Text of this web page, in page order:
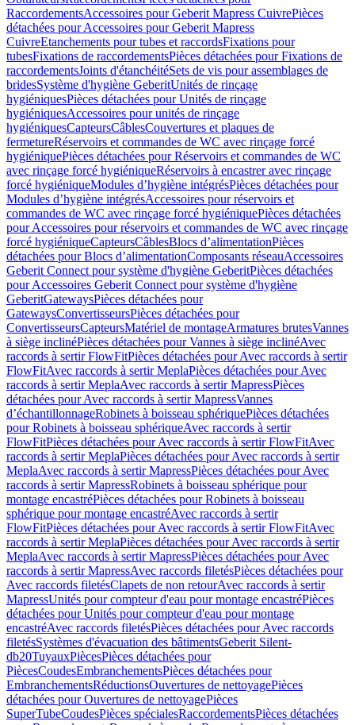
RaccordementsAccessoires pour Geberit Mapress CuivrePièces
détachées pour Accessoires pour Geberit Mapress
CuivreEtanchements pour tubes et raccordsFixations pour
tubesFixations de raccordementsPièces détachées pour Fixations de
raccordementsJoints d'étanchéitéSets de vis pour assemblages de
bridesSystème d'hygiène GeberitUnités de rinçage
hygiéniquesPièces détachées pour Unités de rinçage
hygiéniquesAccessoires pour unités de rinçage
hygiéniquesCapteursCâblesCouvertures et plaques de
fermetureRéservoirs et commandes de WC avec rinçage forcé
hygiéniquePièces détachées pour Réservoirs et commandes de WC
avec rinçage forcé hygiéniqueRéservoirs à encastrer avec rinçage
forcé hygiéniqueModules d’hygiène intégrésPièces détachées pour
Modules d’hygiène intégrésAccessoires pour réservoirs et
commandes de WC avec rinçage forcé hygiéniquePièces détachées
pour Accessoires pour réservoirs et commandes de WC avec rinçage
forcé hygiéniqueCapteursCâblesBlocs d’alimentationPièces
détachées pour Blocs d’alimentationComposants réseauAccessoires
Geberit Connect pour système d'hygiène GeberitPièces détachées
pour Accessoires Geberit Connect pour système d'hygiène
GeberitGatewaysPièces détachées pour
GatewaysConvertisseursPièces détachées pour
ConvertisseursCapteursMatériel de montageArmatures brutesVannes
à siège inclinéPièces détachées pour Vannes à siège inclinéAvec
raccords à sertir FlowFitPièces détachées pour Avec raccords à sertir
FlowFitAvec raccords à sertir MeplaPièces détachées pour Avec
raccords à sertir MeplaAvec raccords à sertir MapressPièces
détachées pour Avec raccords à sertir MapressVannes
d’échantillonnageRobinets à boisseau sphériquePièces détachées
pour Robinets à boisseau sphériqueAvec raccords à sertir
FlowFitPièces détachées pour Avec raccords à sertir FlowFitAvec
raccords à sertir MeplaPièces détachées pour Avec raccords à sertir
MeplaAvec raccords à sertir MapressPièces détachées pour Avec
raccords à sertir MapressRobinets à boisseau sphérique pour
montage encastréPièces détachées pour Robinets à boisseau
sphérique pour montage encastréAvec raccords à sertir
FlowFitPièces détachées pour Avec raccords à sertir FlowFitAvec
raccords à sertir MeplaPièces détachées pour Avec raccords à sertir
MeplaAvec raccords à sertir MapressPièces détachées pour Avec
raccords à sertir MapressAvec raccords filetésPièces détachées pour
Avec raccords filetésClapets de non retourAvec raccords à sertir
MapressUnités pour compteur d'eau pour montage encastréPièces
détachées pour Unités pour compteur d'eau pour montage
encastréAvec raccords filetésPièces détachées pour Avec raccords
filetésSystèmes d'évacuation des bâtimentsGeberit Silent-
db20TuyauxPiècesPièces détachées pour
PiècesCoudesEmbranchementsPièces détachées pour
EmbranchementsRéductionsOuvertures de nettoyagePièces
détachées pour Ouvertures de nettoyagePièces
SuperTubeCoudesPièces spécialesRaccordementsPièces détachées